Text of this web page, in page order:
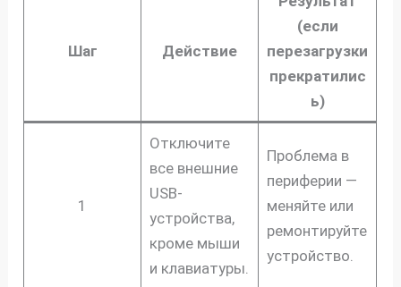
Шаг Действие
(если
перезагрузки
прекратилис
ь)
1
Отключите
все внешние
USB-
устройства,
кроме мыши
и клавиатуры.
Проблема в
периферии —
меняйте или
ремонтируйте
устройство.
скидку